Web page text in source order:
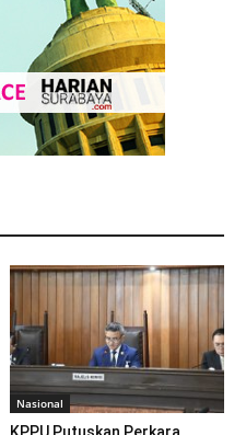
Nasional